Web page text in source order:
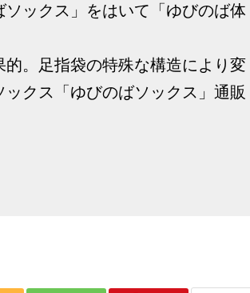
ックス」をはいて「ゆびのば体
。足指袋の特殊な構造により変
クス「ゆびのばソックス」通販